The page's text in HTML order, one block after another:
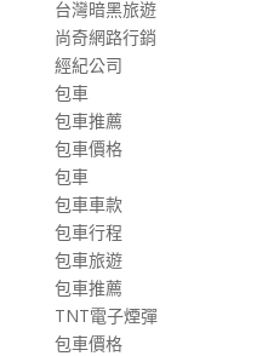
台灣暗黑旅遊
尚奇網路行銷
經紀公司
包車
包車推薦
包車價格
包車
包車車款
包車行程
包車旅遊
包車推薦
TNT電子煙彈
包車價格